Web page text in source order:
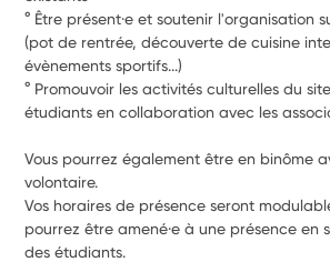
° Être présent·e et soutenir l'organisation
(pot de rentrée, découverte de cuisine
évènements sportifs...)
° Promouvoir les activités culturelles du
étudiants en collaboration avec les
Vous pourrez également être en binôme
volontaire.
Vos horaires de présence seront
pourrez être amené·e à une présence en
des étudiants.